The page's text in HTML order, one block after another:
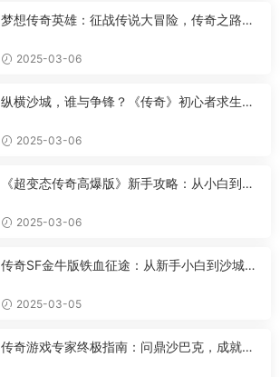
梦想传奇英雄：征战传说大冒险，传奇之路何
2025-03-06
纵横沙城，谁与争锋？《传奇》初心者求生指
2025-03-06
《超变态传奇高爆版》新手攻略：从小白到骨
2025-03-06
传奇SF金牛版铁血征途：从新手小白到沙城霸
2025-03-05
传奇游戏专家终极指南：问鼎沙巴克，成就传